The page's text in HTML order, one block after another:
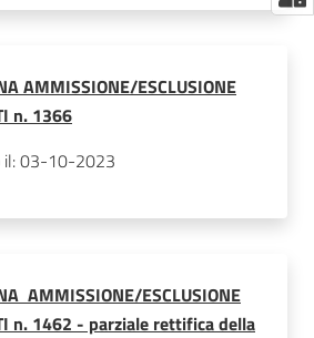
AMMISSIONE/ESCLUSIONE
n. 1366
il: 03-10-2023
AMMISSIONE/ESCLUSIONE
n. 1462 - parziale rettifica della